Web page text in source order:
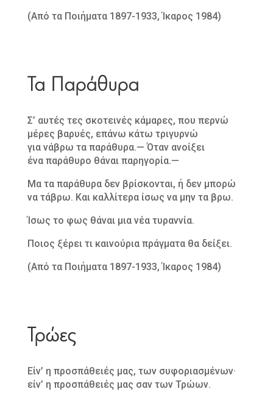
(Από τα Ποιήματα 1897-1933, Ίκαρος 1984)
Τα Παράθυρα
Σ’ αυτές τες σκοτεινές κάμαρες, που περνώ
μέρες βαρυές, επάνω κάτω τριγυρνώ
για νάβρω τα παράθυρα.— Όταν ανοίξει
ένα παράθυρο θάναι παρηγορία.—
Μα τα παράθυρα δεν βρίσκονται, ή δεν μπορώ
να τάβρω. Και καλλίτερα ίσως να μην τα βρω.
Ίσως το φως θάναι μια νέα τυραννία.
Ποιος ξέρει τι καινούρια πράγματα θα δείξει.
(Από τα Ποιήματα 1897-1933, Ίκαρος 1984)
Τρώες
Είν’ η προσπάθειές μας, των συφοριασμένων·
είν’ η προσπάθειές μας σαν των Τρώων.